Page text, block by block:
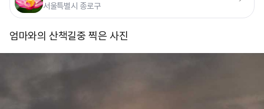
서울특별시 종로구
엄마와의 산책길중 찍은 사진